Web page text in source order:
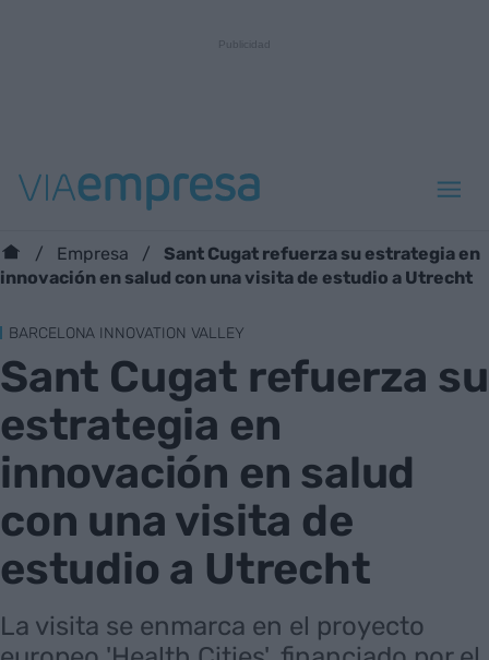
Empresa
Sant Cugat refuerza su estrategia en
innovación en salud con una visita de estudio a Utrecht
BARCELONA INNOVATION VALLEY
Sant Cugat refuerza su
estrategia en
innovación en salud
con una visita de
estudio a Utrecht
La visita se enmarca en el proyecto